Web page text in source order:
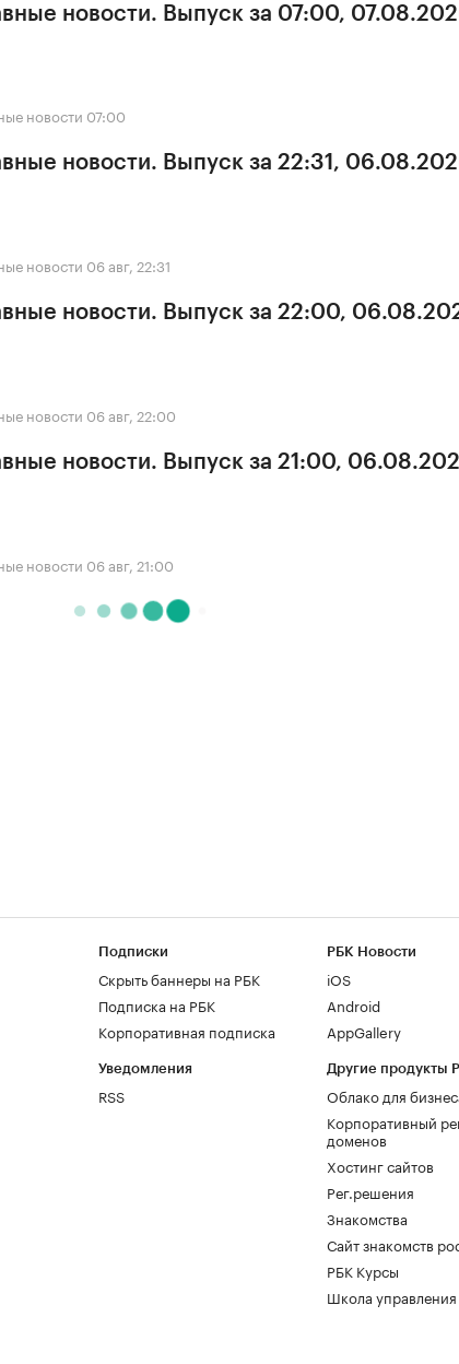
новости. Выпуск за 07:00,
новости 07:00
новости. Выпуск за 22:31,
новости 06 авг, 22:31
новости. Выпуск за 22:00,
новости 06 авг, 22:00
новости. Выпуск за 21:00,
новости 06 авг, 21:00
Подписки
Скрыть баннеры на РБК
Подписка на РБК
Корпоративная подписка
Уведомления
RSS
РБК Новости
iOS
Android
AppGallery
Другие продукты
Облако для
Корпоративный
доменов
Хостинг сайтов
Рег.решения
Знакомства
Сайт знакомств
РБК Курсы
Школа